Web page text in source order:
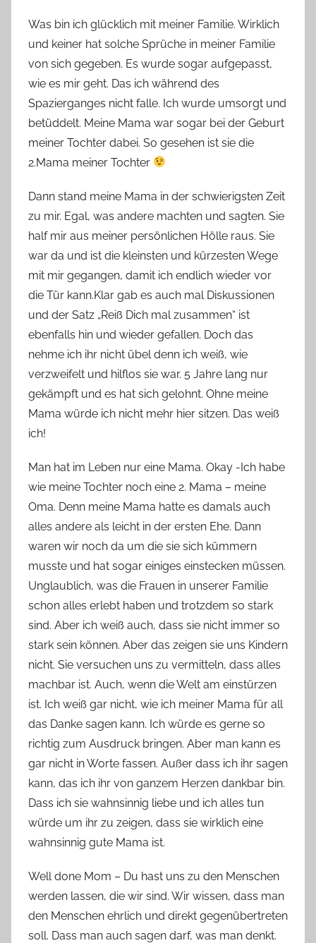
Was bin ich glücklich mit meiner Familie. Wirklich
und keiner hat solche Sprüche in meiner Familie
von sich gegeben. Es wurde sogar aufgepasst,
wie es mir geht. Das ich während des
Spazierganges nicht falle. Ich wurde umsorgt und
betüddelt. Meine Mama war sogar bei der Geburt
meiner Tochter dabei. So gesehen ist sie die
2.Mama meiner Tochter
Dann stand meine Mama in der schwierigsten Zeit
zu mir. Egal, was andere machten und sagten. Sie
half mir aus meiner persönlichen Hölle raus. Sie
war da und ist die kleinsten und kürzesten Wege
mit mir gegangen, damit ich endlich wieder vor
die Tür kann.Klar gab es auch mal Diskussionen
und der Satz „Reiß Dich mal zusammen“ ist
ebenfalls hin und wieder gefallen. Doch das
nehme ich ihr nicht übel denn ich weiß, wie
verzweifelt und hilflos sie war. 5 Jahre lang nur
gekämpft und es hat sich gelohnt. Ohne meine
Mama würde ich nicht mehr hier sitzen. Das weiß
ich!
Man hat im Leben nur eine Mama. Okay -Ich habe
wie meine Tochter noch eine 2. Mama – meine
Oma. Denn meine Mama hatte es damals auch
alles andere als leicht in der ersten Ehe. Dann
waren wir noch da um die sie sich kümmern
musste und hat sogar einiges einstecken müssen.
Unglaublich, was die Frauen in unserer Familie
schon alles erlebt haben und trotzdem so stark
sind. Aber ich weiß auch, dass sie nicht immer so
stark sein können. Aber das zeigen sie uns Kindern
nicht. Sie versuchen uns zu vermitteln, dass alles
machbar ist. Auch, wenn die Welt am einstürzen
ist. Ich weiß gar nicht, wie ich meiner Mama für all
das Danke sagen kann. Ich würde es gerne so
richtig zum Ausdruck bringen. Aber man kann es
gar nicht in Worte fassen. Außer dass ich ihr sagen
kann, das ich ihr von ganzem Herzen dankbar bin.
Dass ich sie wahnsinnig liebe und ich alles tun
würde um ihr zu zeigen, dass sie wirklich eine
wahnsinnig gute Mama ist.
Well done Mom – Du hast uns zu den Menschen
werden lassen, die wir sind. Wir wissen, dass man
den Menschen ehrlich und direkt gegenübertreten
soll. Dass man auch sagen darf, was man denkt.